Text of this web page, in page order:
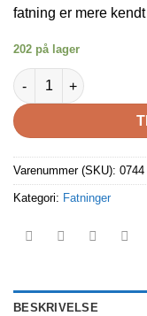
fatning er mere
202 på lager
Fatning adapter G23
Varenummer (SKU): 0744
Kategori: Fatninger
BESKRIVELSE